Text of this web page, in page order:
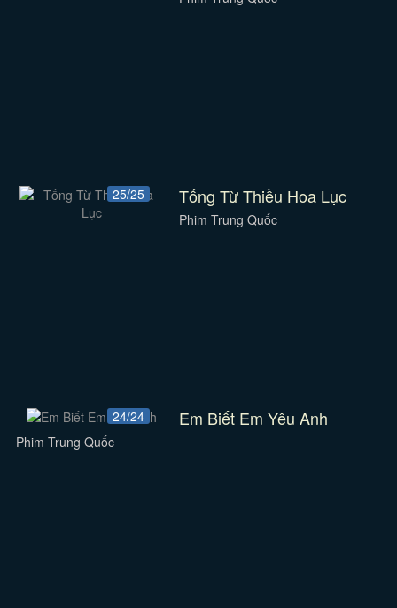
25/25 Tống Từ Thiều Hoa Lục
Phim Trung Quốc
24/24 Em Biết Em Yêu Anh
Phim Trung Quốc